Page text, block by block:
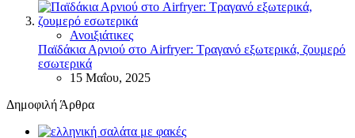
Ανοιξιάτικες
Παϊδάκια Αρνιού στο Airfryer: Τραγανό εξωτερικά, ζουμερό
εσωτερικά
15 Μαΐου, 2025
Δημοφιλή Άρθρα